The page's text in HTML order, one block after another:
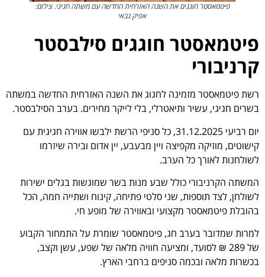
פיטמאסטר חוגגים את השנה האזרחית החדשה עם משתה חגיגי. צילום:
אפיק גבאי
פיטמאסטר חוגגים סילבסטר
קרניבורי
רשת פיטמאסטר מזמינה לחגוג את השנה האזרחית החדשה במשתה
בשרים חגיגי, עשיר ותיאטרלי, בלי לייקר מחירים. בערב הסילבסטר.
יום רביעי 31.12.2025, כל סניפי הרשת ילבשו אווירה חגיגית עם
קישוטים, מוזיקה מקפיצה ויין מבעבע, יין אדום ובירה שיזרמו
לשולחנות לאורך כל הערב.
המשתה הקרניבורי כולל שבע מנות בשר שמוגשות בגלים ישירות
לשולחן, לצד תוספות, שני סלטי פתיחה, קינוח ושתייה חמה, הכל
בהובלת פיטמאסטר מקצועי ובאווירה של מופע חי.
למרות שמדובר בערב חג, פיטמאסטר שומרת על התמחור הקבוע
של 289 ₪ לסועד, ומציעה חוויה מלאה של שפע, עשן וקצב,
בכשרות מלאה ובכמה סניפים ברחבי הארץ.